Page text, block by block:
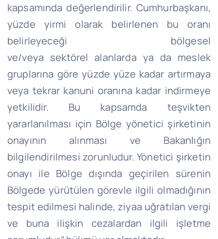
kapsamında değerlendirilir. Cumhurbaşkanı,
yüzde yirmi olarak belirlenen bu oranı
belirleyeceği bölgesel
ve/veya sektörel alanlarda ya da meslek
gruplarına göre yüzde yüze kadar artırmaya
veya tekrar kanuni oranına kadar indirmeye
yetkilidir. Bu kapsamda teşvikten
yararlanılması için Bölge yönetici şirketinin
onayının alınması ve Bakanlığın
bilgilendirilmesi zorunludur. Yönetici şirketin
onayı ile Bölge dışında geçirilen sürenin
Bölgede yürütülen görevle ilgili olmadığının
tespit edilmesi halinde,ziyaa uğratılan vergi
ve buna ilişkin cezalardan ilgili işletme